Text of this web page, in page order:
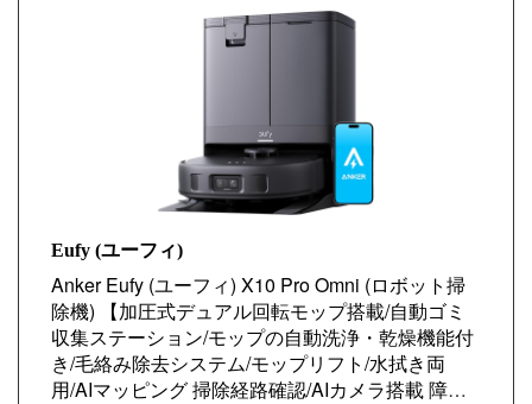
Eufy (ユーフィ)
Anker Eufy (ユーフィ) X10 Pro Omni (ロボット掃
除機) 【加圧式デュアル回転モップ搭載/自動ゴミ
収集ステーション/モップの自動洗浄・乾燥機能付
き/毛絡み除去システム/モップリフト/水拭き両
用/AIマッピング 掃除経路確認/AIカメラ搭載 障害